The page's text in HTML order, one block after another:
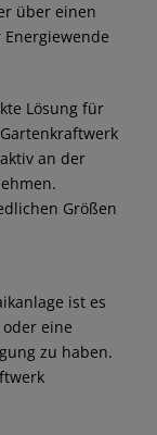
über einen
Lösung für
an der
Größen
ist es
eine
zu haben.